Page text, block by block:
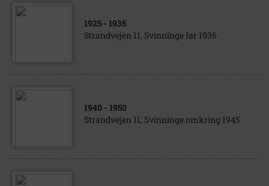
1925 - 1935
Strandvejen 11, Svinninge før 1936
1940 - 1950
Strandvejen 11, Svinninge omkring 1945